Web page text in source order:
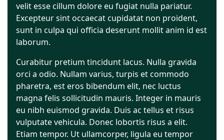
velit esse cillum dolore eu fugiat nulla pariatur.
Excepteur sint occaecat cupidatat non proident,
sunt in culpa qui officia deserunt mollit anim id est
laborum.
Curabitur pretium tincidunt lacus. Nulla gravida
orci a odio. Nullam varius, turpis et commodo
pharetra, est eros bibendum elit, nec luctus
magna felis sollicitudin mauris. Integer in mauris
eu nibh euismod gravida. Duis ac tellus et risus
vulputate vehicula. Donec lobortis risus a elit.
Etiam tempor. Ut ullamcorper, ligula eu tempor